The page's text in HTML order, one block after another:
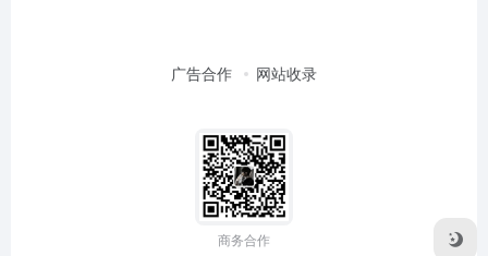
广告合作 网站收录
商务合作